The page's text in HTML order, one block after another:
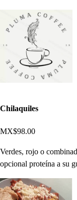
Chilaquiles
MX$98.00
Verdes, rojo o
opcional proteína a su